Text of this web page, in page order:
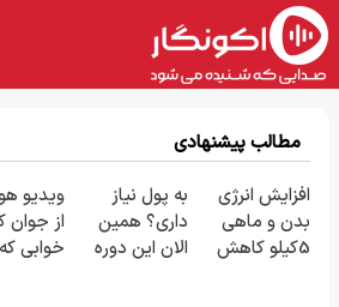
مطالب پیشنهادی
افزایش انرژی
بدن و ماهی
5کیلو کاهش
به پول نیاز
داری؟ همین
الان این دوره
ویدیو
از جوان
خوابی که